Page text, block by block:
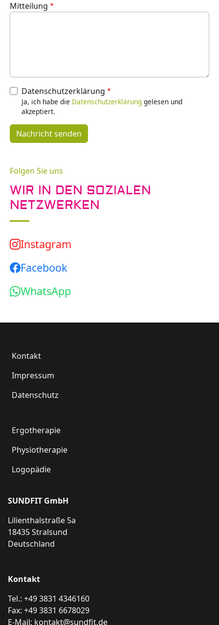
Mitteilung
Datenschutzerklärung
Ja, ich habe die Datenschutzerklärung gelesen und
akzeptiert.
Folgen Sie uns
WIR IN DEN SOZIALEN
NETZWERKEN
Instagram
Facebook
WhatsApp
Fußzeile
Kontakt
Impressum
Datenschutz
Informationen
Ergotherapie
Physiotherapie
Logopädie
SUNDFIT GmbH
Lilienthalstraße 5a
18435 Stralsund
Deutschland
Kontakt
Tel.: +49 3831 4346160
Fax: +49 3831 6678029
E-Mail: kontakt@sundfit.de